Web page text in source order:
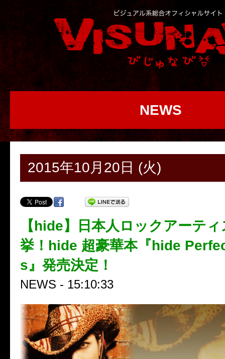
NEWS
2015年10月20日 (火)
【hide】日本人ロックアーテ
挙！hide 超豪華本『hide
s』発売決定！
NEWS - 15:10:33